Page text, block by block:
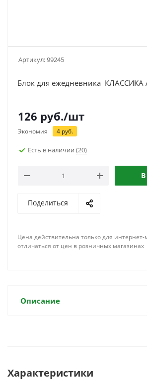
Артикул:99245
Блок для ежедневника КЛАССИКА
126 руб./шт
Экономия 4 руб.
Есть в наличии (20)
Поделиться
Цена действительна только для
отличаться от цен в розничных магазинах
Описание
Характеристики